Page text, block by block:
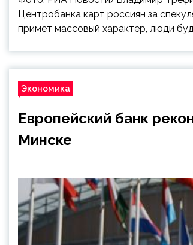
Центробанка карт россиян за
примет массовый характер, люди
Экономика
Европейский банк
Минске